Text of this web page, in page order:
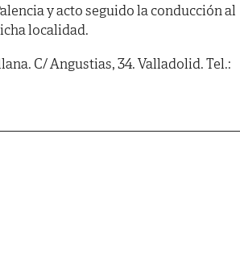
y acto seguido la conducción al
localidad.
C/ Angustias, 34. Valladolid. Tel.: